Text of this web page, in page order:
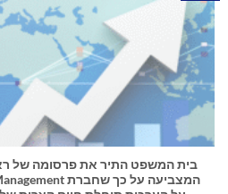
בית המשפט התיר את פרסומה של